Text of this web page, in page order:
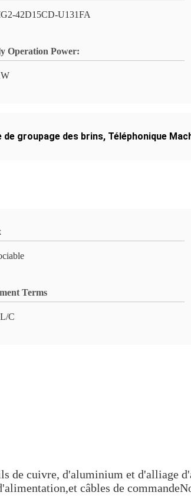
42D15CD-U131FA
Operation Power:
de groupage des brins, Téléphonique
Terms
C
de cuivre, d'aluminium et d'alliage
câbles de